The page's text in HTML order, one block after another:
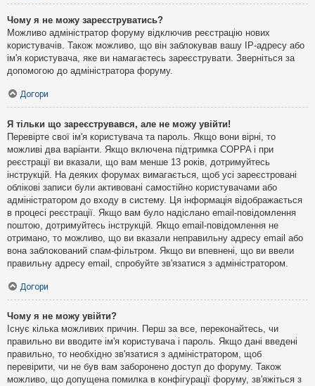
Чому я не можу зареєструватись?
Можливо адміністратор форуму відключив реєстрацію нових
користувачів. Також можливо, що він заблокував вашу IP-адресу або
ім'я користувача, яке ви намагаєтесь зареєструвати. Зверніться за
допомогою до адміністратора форуму.
Догори
Я тільки що зареєструвався, але не можу увійти!
Перевірте свої ім'я користувача та пароль. Якщо вони вірні, то
можливі два варіанти. Якщо включена підтримка COPPA і при
реєстрації ви вказали, що вам менше 13 років, дотримуйтесь
інструкцій. На деяких форумах вимагається, щоб усі зареєстровані
облікові записи були активовані самостійно користувачами або
адміністратором до входу в систему. Ця інформація відображається
в процесі реєстрації. Якщо вам було надіслано email-повідомлення
поштою, дотримуйтесь інструкцій. Якщо email-повідомлення не
отримано, то можливо, що ви вказали неправильну адресу email або
вона заблокований спам-фільтром. Якщо ви впевнені, що ви ввели
правильну адресу email, спробуйте зв'язатися з адміністратором.
Догори
Чому я не можу увійти?
Існує кілька можливих причин. Перш за все, переконайтесь, чи
правильно ви вводите ім'я користувача і пароль. Якщо дані введені
правильно, то необхідно зв'язатися з адміністратором, щоб
перевірити, чи не був вам заборонено доступ до форуму. Також
можливо, що допущена помилка в конфігурації форуму, зв'яжіться з